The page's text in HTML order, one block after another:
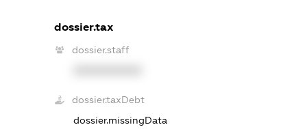
dossier.tax
dossier.staff
dossier.taxDebt
dossier.missingData